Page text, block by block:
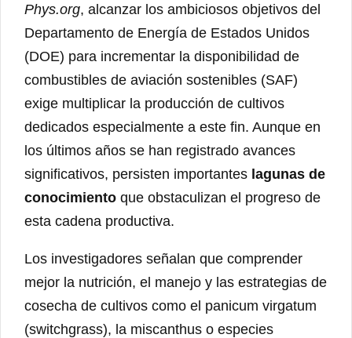
Phys.org, alcanzar los ambiciosos objetivos del
Departamento de Energía de Estados Unidos
(DOE) para incrementar la disponibilidad de
combustibles de aviación sostenibles (SAF)
exige multiplicar la producción de cultivos
dedicados especialmente a este fin. Aunque en
los últimos años se han registrado avances
significativos, persisten importantes lagunas de
conocimiento que obstaculizan el progreso de
esta cadena productiva.
Los investigadores señalan que comprender
mejor la nutrición, el manejo y las estrategias de
cosecha de cultivos como el panicum virgatum
(switchgrass), la miscanthus o especies